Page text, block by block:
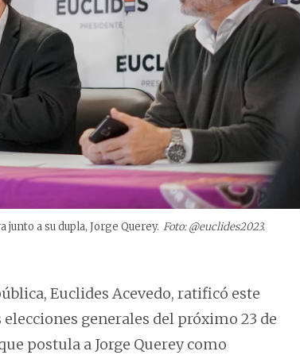
a su dupla, Jorge Querey. Foto: @euclides2023.
Euclides Acevedo, ratificó este
generales del próximo 23 de
postula a Jorge Querey como